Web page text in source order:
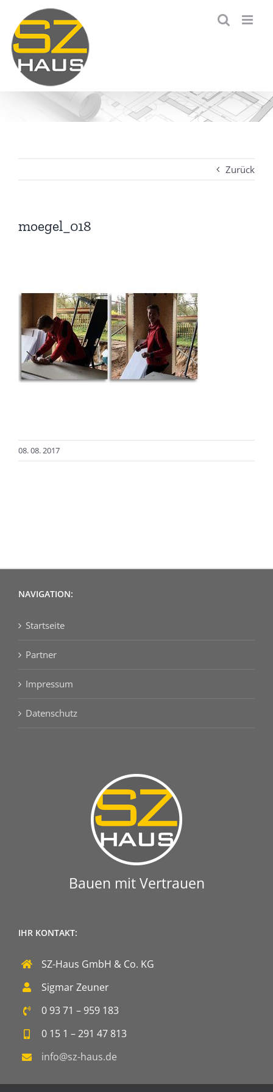
Inhalt
springen
Zurück
moegel_018
08. 08. 2017
NAVIGATION:
Startseite
Partner
Impressum
Datenschutz
Bauen mit Vertrauen
IHR KONTAKT:
SZ-Haus GmbH & Co. KG
Sigmar Zeuner
0 93 71 – 959 183
0 15 1 – 291 47 813
info@sz-haus.de